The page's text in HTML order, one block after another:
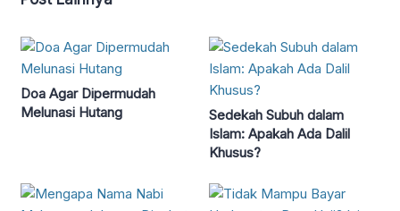
Doa Agar Dipermudah
Melunasi Hutang
Sedekah Subuh dalam
Islam: Apakah Ada Dalil
Khusus?